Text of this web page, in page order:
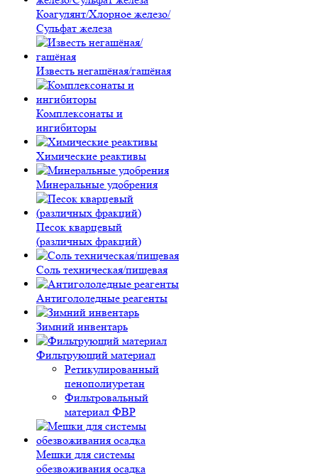
Коагулянт/Хлорное железо/
Сульфат железа
Известь негашёная/гашёная
Комплексонаты и
ингибиторы
Химические реактивы
Минеральные удобрения
Песок кварцевый
(различных фракций)
Соль техническая/пищевая
Антигололедные реагенты
Зимний инвентарь
Фильтрующий материал
Ретикулированный
пенополиуретан
Фильтровальный
материал ФВР
Мешки для системы
обезвоживания осадка